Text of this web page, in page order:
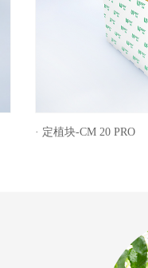
· 定植块-CM 20 PRO